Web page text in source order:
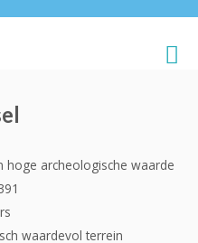
hoge archeologische waarde
waardevol terrein